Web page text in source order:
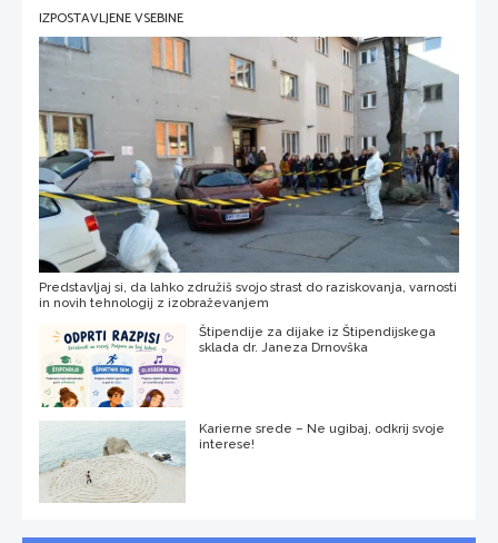
IZPOSTAVLJENE VSEBINE
Predstavljaj si, da lahko združiš svojo strast do raziskovanja, varnosti
in novih tehnologij z izobraževanjem
Štipendije za dijake iz Štipendijskega
sklada dr. Janeza Drnovška
Karierne srede – Ne ugibaj, odkrij svoje
interese!